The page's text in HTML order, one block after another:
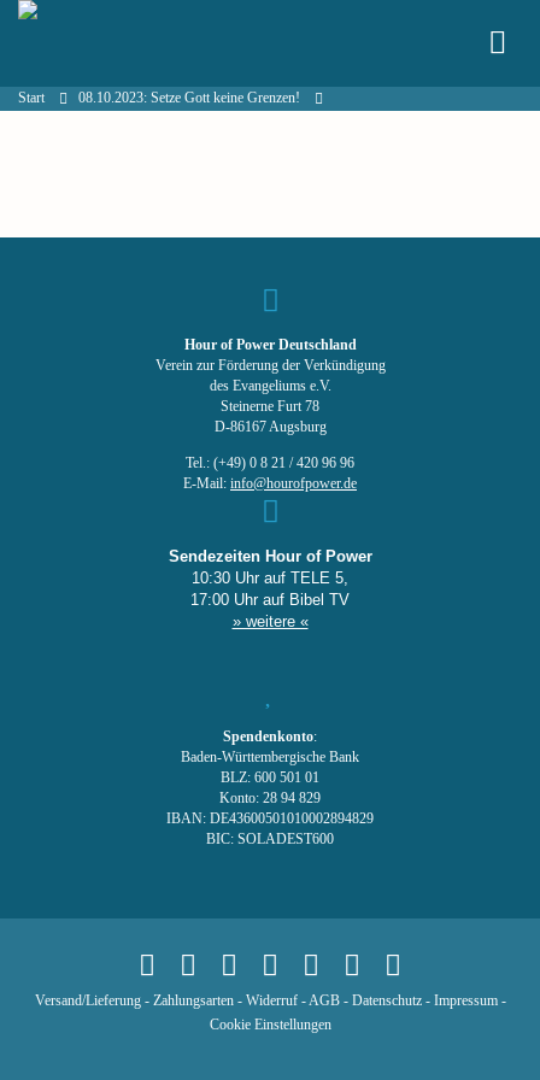
Start 08.10.2023: Setze Gott keine Grenzen!
Hour of Power Deutschland
Verein zur Förderung der Verkündigung
des Evangeliums e.V.
Steinerne Furt 78
D-86167 Augsburg
Tel.: (+49) 0 8 21 / 420 96 96
E-Mail: info@hourofpower.de
Sendezeiten Hour of Power
10:30 Uhr auf TELE 5,
17:00 Uhr auf Bibel TV
» weitere «
Spendenkonto:
Baden-Württembergische Bank
BLZ: 600 501 01
Konto: 28 94 829
IBAN: DE43600501010002894829
BIC: SOLADEST600
Versand/Lieferung- Zahlungsarten- Widerruf-AGB- Datenschutz- Impressum-
Cookie Einstellungen